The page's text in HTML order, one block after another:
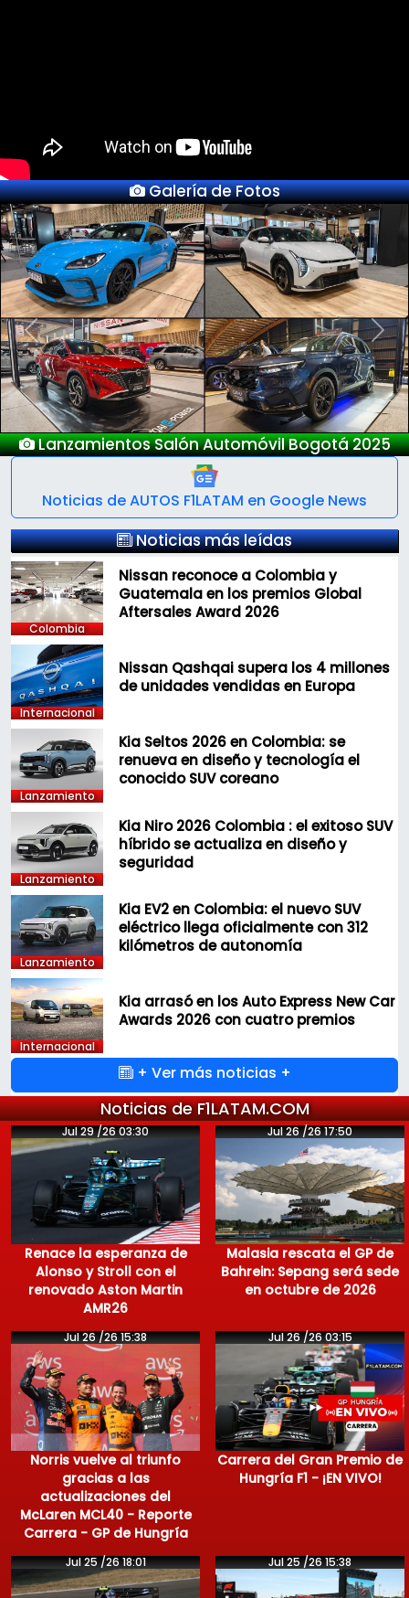
Galería de Fotos
Nuevo Deepal S05
Previous Next
Noticias de AUTOS F1LATAM en Google News
Noticias más leídas
Colombia
Nissan reconoce a Colombia y
Guatemala en los premios Global
Aftersales Award 2026
Internacional
Nissan Qashqai supera los 4 millones
de unidades vendidas en Europa
Lanzamiento
Kia Seltos 2026 en Colombia: se
renueva en diseño y tecnología el
conocido SUV coreano
Lanzamiento
Kia Niro 2026 Colombia : el exitoso SUV
híbrido se actualiza en diseño y
seguridad
Lanzamiento
Kia EV2 en Colombia: el nuevo SUV
eléctrico llega oficialmente con 312
kilómetros de autonomía
Internacional
Kia arrasó en los Auto Express New Car
Awards 2026 con cuatro premios
+ Ver más noticias +
Noticias de F1LATAM.COM
Jul 29 /26 03:30
Renace la esperanza de
Alonso y Stroll con el
renovado Aston Martin
AMR26
Jul 26 /26 17:50
Malasia rescata el GP de
Bahrein: Sepang será sede
en octubre de 2026
Jul 26 /26 15:38
Norris vuelve al triunfo
gracias a las
actualizaciones del
McLaren MCL40 - Reporte
Carrera - GP de Hungría
Jul 26 /26 03:15
Carrera del Gran Premio de
Hungría F1 - ¡EN VIVO!
Jul 25 /26 18:01 Jul 25 /26 15:38